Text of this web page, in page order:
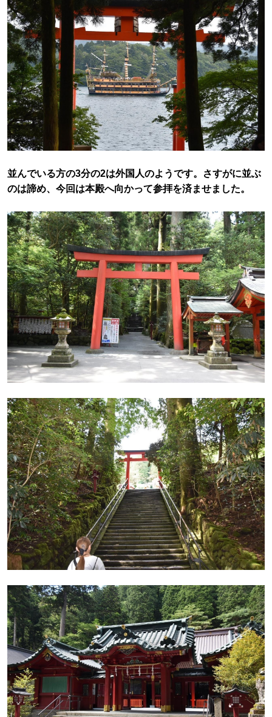
並んでいる方の3分の2は外国人のようです。さすがに並ぶ
のは諦め、今回は本殿へ向かって参拝を済ませました。